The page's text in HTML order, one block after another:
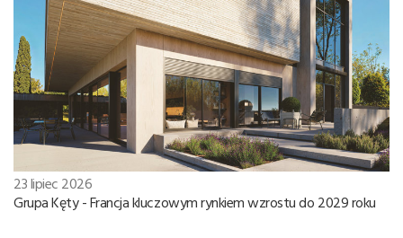
23 lipiec 2026
Grupa Kęty - Francja kluczowym rynkiem wzrostu do 2029 roku